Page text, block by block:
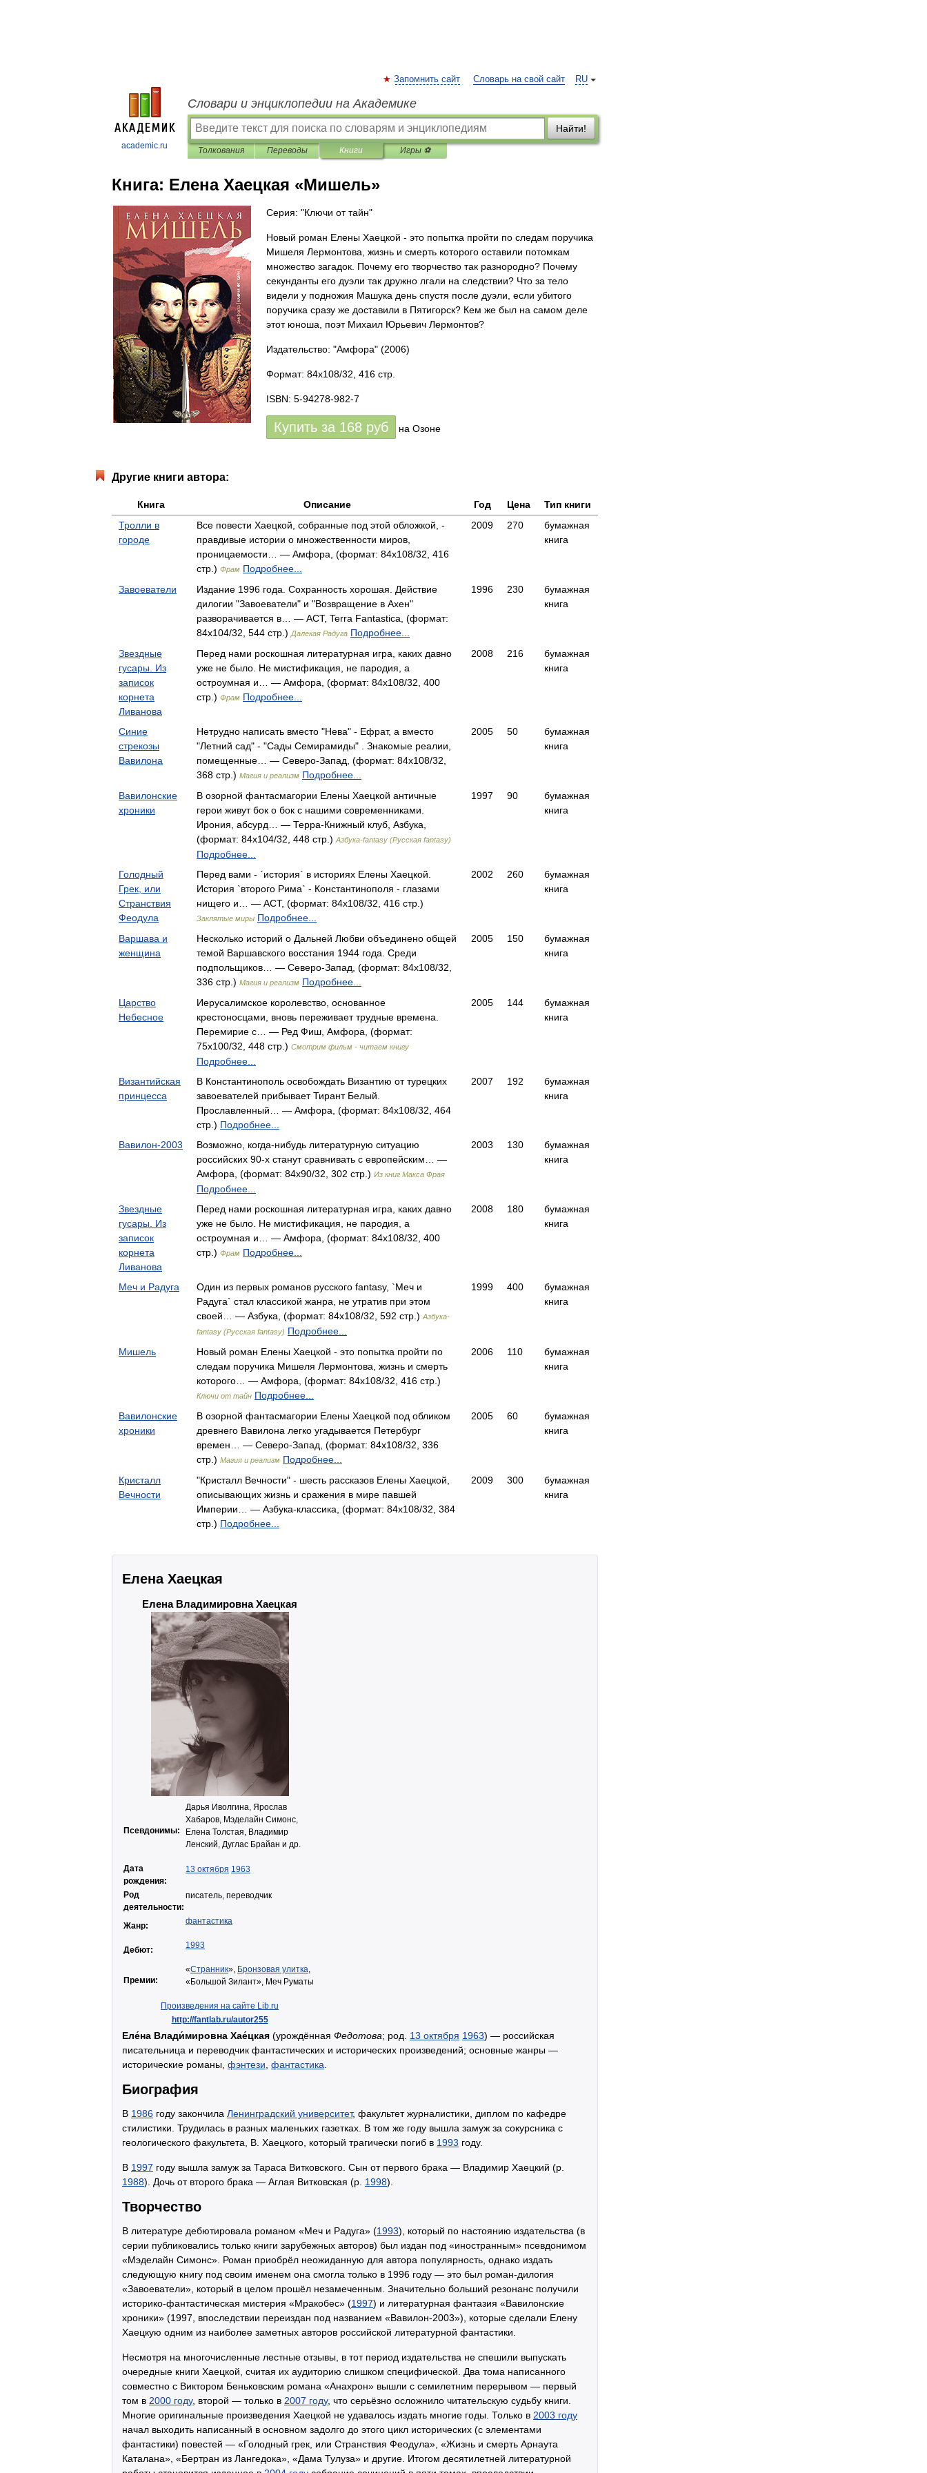
academic.ru
RU
Запомнить сайт Словарь на свой сайт
Словари и энциклопедии на Академике
Найти!
Толкования Переводы Книги Игры ⚽
Книга: Елена Хаецкая «Мишель»
Серия: "Ключи от тайн"
Новый роман Елены Хаецкой - это попытка пройти по следам поручика
Мишеля Лермонтова, жизнь и смерть которого оставили потомкам
множество загадок. Почему его творчество так разнородно? Почему
секунданты его дуэли так дружно лгали на следствии? Что за тело
видели у подножия Машука день спустя после дуэли, если убитого
поручика сразу же доставили в Пятигорск? Кем же был на самом деле
этот юноша, поэт Михаил Юрьевич Лермонтов?
Издательство: "Амфора" (2006)
Формат: 84x108/32, 416 стр.
ISBN: 5-94278-982-7
Купить за 168 руб на Озоне
Другие книги автора:
Книга Описание Год Цена
Тип книги
Тролли в
городе
Все повести Хаецкой, собранные под этой обложкой, -
правдивые истории о множественности миров,
проницаемости… — Амфора, (формат: 84x108/32, 416
стр.) Фрам Подробнее...
2009 270
бумажная
книга
Завоеватели
Издание 1996 года. Сохранность хорошая. Действие
дилогии "Завоеватели" и "Возвращение в Ахен"
разворачивается в… — АСТ, Terra Fantastica, (формат:
84x104/32, 544 стр.) Далекая Радуга Подробнее...
1996 230
бумажная
книга
Звездные
гусары. Из
записок
корнета
Ливанова
Перед нами роскошная литературная игра, каких давно
уже не было. Не мистификация, не пародия, а
остроумная и… — Амфора, (формат: 84x108/32, 400
стр.) Фрам Подробнее...
2008 216
бумажная
книга
Синие
стрекозы
Вавилона
Нетрудно написать вместо "Нева" - Ефрат, а вместо
"Летний сад" - "Сады Семирамиды" . Знакомые реалии,
помещенные… — Северо-Запад, (формат: 84x108/32,
368 стр.) Магия и реализм Подробнее...
2005 50
бумажная
книга
Вавилонские
хроники
В озорной фантасмагории Елены Хаецкой античные
герои живут бок о бок с нашими современниками.
Ирония, абсурд… — Терра-Книжный клуб, Азбука,
(формат: 84x104/32, 448 стр.) Азбука-fantasy (Русская fantasy)
Подробнее...
1997 90
бумажная
книга
Голодный
Грек, или
Странствия
Феодула
Перед вами - `история` в историях Елены Хаецкой.
История `второго Рима` - Константинополя - глазами
нищего и… — АСТ, (формат: 84x108/32, 416 стр.)
Заклятые миры Подробнее...
2002 260
бумажная
книга
Варшава и
женщина
Несколько историй о Дальней Любви объединено общей
темой Варшавского восстания 1944 года. Среди
подпольщиков… — Северо-Запад, (формат: 84x108/32,
336 стр.) Магия и реализм Подробнее...
2005 150
бумажная
книга
Царство
Небесное
Иерусалимское королевство, основанное
крестоносцами, вновь переживает трудные времена.
Перемирие с… — Ред Фиш, Амфора, (формат:
75x100/32, 448 стр.) Смотрим фильм - читаем книгу
Подробнее...
2005 144
бумажная
книга
Византийская
принцесса
В Константинополь освобождать Византию от турецких
завоевателей прибывает Тирант Белый.
Прославленный… — Амфора, (формат: 84x108/32, 464
стр.) Подробнее...
2007 192
бумажная
книга
Вавилон-2003
Возможно, когда-нибудь литературную ситуацию
российских 90-х станут сравнивать с европейским… —
Амфора, (формат: 84x90/32, 302 стр.) Из книг Макса Фрая
Подробнее...
2003 130
бумажная
книга
Звездные
гусары. Из
записок
корнета
Ливанова
Перед нами роскошная литературная игра, каких давно
уже не было. Не мистификация, не пародия, а
остроумная и… — Амфора, (формат: 84x108/32, 400
стр.) Фрам Подробнее...
2008 180
бумажная
книга
Меч и Радуга
Один из первых романов русского fantasy, `Меч и
Радуга` стал классикой жанра, не утратив при этом
своей… — Азбука, (формат: 84x108/32, 592 стр.) Азбука-
fantasy (Русская fantasy) Подробнее...
1999 400
бумажная
книга
Мишель
Новый роман Елены Хаецкой - это попытка пройти по
следам поручика Мишеля Лермонтова, жизнь и смерть
которого… — Амфора, (формат: 84x108/32, 416 стр.)
Ключи от тайн Подробнее...
2006 110
бумажная
книга
Вавилонские
хроники
В озорной фантасмагории Елены Хаецкой под обликом
древнего Вавилона легко угадывается Петербург
времен… — Северо-Запад, (формат: 84x108/32, 336
стр.) Магия и реализм Подробнее...
2005 60
бумажная
книга
Кристалл
Вечности
"Кристалл Вечности" - шесть рассказов Елены Хаецкой,
описывающих жизнь и сражения в мире павшей
Империи… — Азбука-классика, (формат: 84x108/32, 384
стр.) Подробнее...
2009 300
бумажная
книга
Елена Хаецкая
Елена Владимировна Хаецкая
Псевдонимы:
Дарья Иволгина, Ярослав
Хабаров, Мэделайн Симонс,
Елена Толстая, Владимир
Ленский, Дуглас Брайан и др.
Дата
рождения:
13 октября 1963
Род
деятельности:
писатель, переводчик
Жанр: фантастика
Дебют: 1993
Премии:
«Странник», Бронзовая улитка,
«Большой Зилант», Меч Руматы
Произведения на сайте Lib.ru
http://fantlab.ru/autor255
Еле́на Влади́мировна Хае́цкая (урождённая Федотова; род. 13 октября 1963) — российская
писательница и переводчик фантастических и исторических произведений; основные жанры —
исторические романы, фэнтези фантастика
Биография
В 1986 году закончила Ленинградский университет, факультет журналистики, диплом по кафедре
стилистики. Трудилась в разных маленьких газетках. В том же году вышла замуж за сокурсника с
геологического факультета, В. Хаецкого, который трагически погиб в 1993 году.
В 1997 году вышла замуж за Тараса Витковского. Сын от первого брака — Владимир Хаецкий (р.
1988). Дочь от второго брака — Аглая Витковская (р. 1998).
Творчество
В литературе дебютировала романом «Меч и Радуга» (1993), который по настоянию издательства (в
серии публиковались только книги зарубежных авторов) был издан под «иностранным» псевдонимом
«Мэделайн Симонс». Роман приобрёл неожиданную для автора популярность, однако издать
следующую книгу под своим именем она смогла только в 1996 году — это был роман-дилогия
«Завоеватели», который в целом прошёл незамеченным. Значительно больший резонанс получили
историко-фантастическая мистерия «Мракобес» (1997) и литературная фантазия «Вавилонские
хроники» (1997, впоследствии переиздан под названием «Вавилон-2003»), которые сделали Елену
Хаецкую одним из наиболее заметных авторов российской литературной фантастики.
Несмотря на многочисленные лестные отзывы, в тот период издательства не спешили выпускать
очередные книги Хаецкой, считая их аудиторию слишком специфической. Два тома написанного
совместно с Виктором Беньковским романа «Анахрон» вышли с семилетним перерывом — первый
том в 2000 году, второй — только в 2007 году, что серьёзно осложнило читательскую судьбу книги.
Многие оригинальные произведения Хаецкой не удавалось издать многие годы. Только в 2003 году
начал выходить написанный в основном задолго до этого цикл исторических (с элементами
фантастики) повестей — «Голодный грек, или Странствия Феодула», «Жизнь и смерть Арнаута
Каталана», «Бертран из Лангедока», «Дама Тулуза» и другие. Итогом десятилетней литературной